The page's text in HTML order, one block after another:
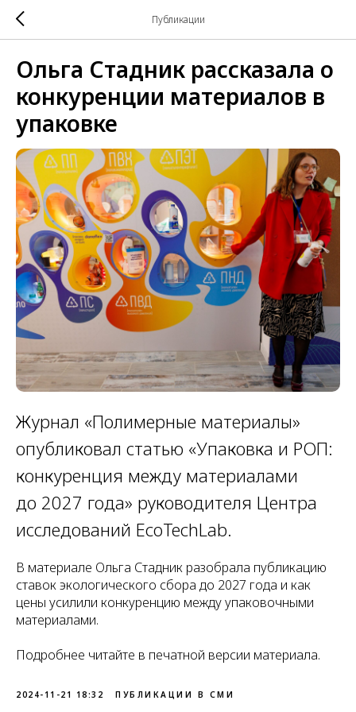
Публикации
Ольга Стадник рассказала о
конкуренции материалов в
упаковке
Журнал «Полимерные материалы»
опубликовал статью «Упаковка и РОП:
конкуренция между материалами
до 2027 года» руководителя Центра
исследований EcoTechLab.
В материале Ольга Стадник разобрала публикацию
ставок экологического сбора до 2027 года и как
цены усилили конкуренцию между упаковочными
материалами.
Подробнее читайте в печатной версии материала.
2024-11-21 18:32 ПУБЛИКАЦИИ В СМИ